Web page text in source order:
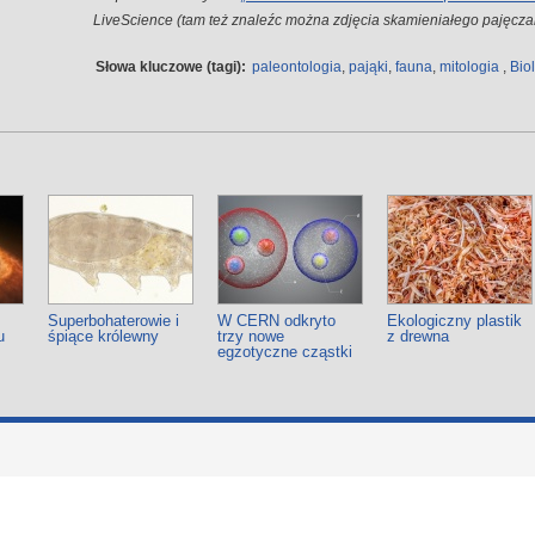
LiveScience (tam też znaleźc można zdjęcia skamieniałego
Słowa kluczowe (tagi): paleontologia pająki fauna mitologia
Superbohaterowie i
śpiące królewny
W CERN odkryto
trzy nowe
egzotyczne cząstki
Ekologiczny plastik
z drewna